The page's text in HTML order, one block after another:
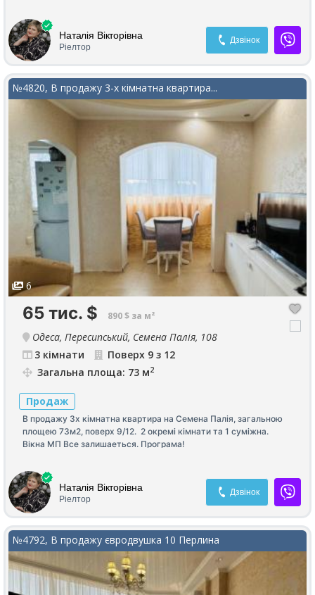
Наталія Вікторівна
Ріелтор
Дзвінок
№4820, В продажу 3-х кімнатна квартира...
6
65 тис. $ 890 $ за м²
Одеса, Пересипський, Семена Палія, 108
3 кімнати
Поверх 9 з 12
Загальна площа: 73 м2
Продаж
В продажу 3х кімнатна квартира на Семена Палія, загальною
площею 73м2, поверх 9/12. 2 окремі кімнати та 1 суміжна.
Вікна МП Все залишаеться. Програма!
Наталія Вікторівна
Ріелтор
Дзвінок
№4792, В продажу євродвушка 10 Перлина